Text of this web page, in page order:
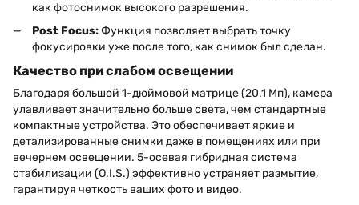
как фотоснимoк высокого разрешения.
Post Focus:Функция позволяет выбрать точку
фокусировки уже после того, как снимок был сделан.
Качество при слабом освещении
Благодаря большой 1-дюймовой матрице (20.1 Мп), камера
улавливает значительно больше света, чем стандартные
компактные устройства. Это обеспечивает яркие и
детализированные снимки даже в помещениях или при
вечернем освещении. 5-осевая гибридная система
стабилизации (O.I.S.) эффективно устраняет размытие,
гарантируя четкость ваших фото и видео.